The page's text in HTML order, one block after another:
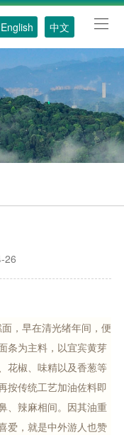
English 中文
26
，早在清光绪年间，便
条为主料，以宜宾黄芽
花椒、味精以及香葱等
按传统工艺加油佐料即
、辣麻相间。因其油重
爱，就是中外游人也赞